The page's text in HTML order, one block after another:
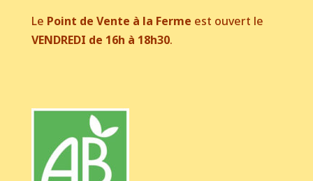
Le Point de Vente à la Ferme est ouvert le
VENDREDI de 16h à 18h30.